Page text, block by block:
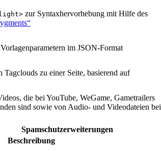
zur Syntaxhervorhebung mit Hilfe des
im JSON-Format
zu einer Seite, basierend auf
die bei YouTube, WeGame, Gametrailers
sind sowie von Audio- und Videodateien bei
Spamschutzerweiterungen
Beschreibung